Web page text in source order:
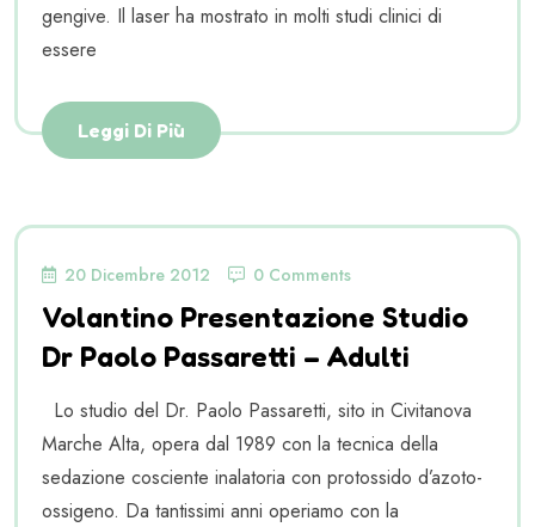
gengive. Il laser ha mostrato in molti studi clinici di
essere
Leggi Di Più
20 Dicembre 2012 0 Comments
Volantino Presentazione Studio
Dr Paolo Passaretti – Adulti
Lo studio del Dr. Paolo Passaretti, sito in Civitanova
Marche Alta, opera dal 1989 con la tecnica della
sedazione cosciente inalatoria con protossido d’azoto-
ossigeno. Da tantissimi anni operiamo con la